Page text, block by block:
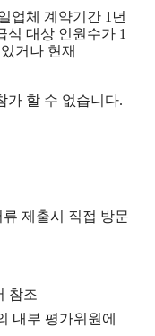
업체 계약기간 1년
식 대상 인원수가 1
거나 현재
가 할 수 없습니다.
제출시 직접 방문
참조
내부 평가위원에